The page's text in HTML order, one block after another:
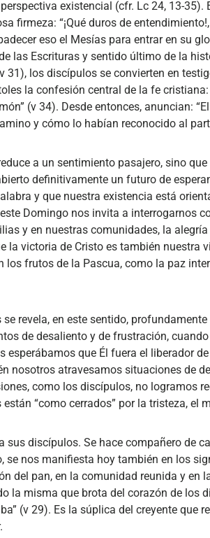
existencial (cfr. Lc 24, 13-35).
firmeza: “¡Qué duros de
eso el Mesías para entrar en su
las Escrituras y sentido último de la
31), los discípulos se convierten en
la confesión central de la fe cristiana:
(v 34). Desde entonces, anuncian:
y cómo lo habían reconocido al
a un sentimiento pasajero, sino
definitivamente un futuro de
y que nuestra existencia está
Domingo nos invita a interrogarnos
y en nuestras comunidades, la alegría
la victoria de Cristo es también nuestra
los frutos de la Pascua, como la paz
revela, en este sentido,
de desaliento y de frustración,
esperábamos que Él fuera el liberador
nosotros atravesamos situaciones de
como los discípulos, no logramos
“como cerrados” por la tristeza, el
sus discípulos. Se hace compañero de
se nos manifiesta hoy también en los
del pan, en la comunidad reunida y en
la misma que brota del corazón de los
(v 29). Es la súplica del creyente que